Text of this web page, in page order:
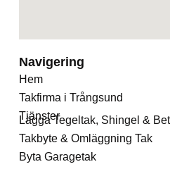
Navigering
Hem
Takfirma i Trångsund
Tjänster
Lägga Tegeltak, Shingel &
Takbyte & Omläggning Tak
Byta Garagetak